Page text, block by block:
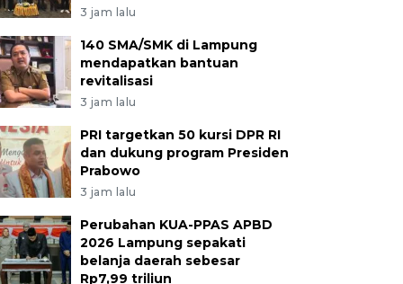
3 jam lalu
140 SMA/SMK di Lampung
mendapatkan bantuan
revitalisasi
3 jam lalu
PRI targetkan 50 kursi DPR RI
dan dukung program Presiden
Prabowo
3 jam lalu
Perubahan KUA-PPAS APBD
2026 Lampung sepakati
belanja daerah sebesar
Rp7,99 triliun